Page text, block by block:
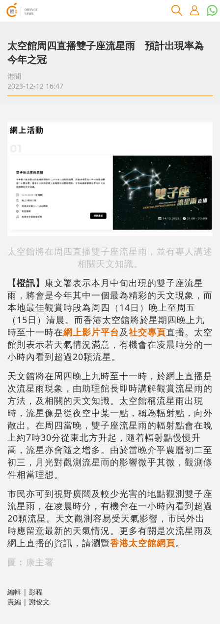
太空館周四直播雙子座流星雨 預計出現率為
今年之冠
港聞
2023-12-12 16:47
太空館將在周四直播雙子座流星雨，並有專人講述
相關天文知識。
【橙訊】 康文署表示本月中旬出現的雙子座流星
雨，將會是今年其中一個最為精彩的天文現象，而
本地最佳觀賞時段為周四（14日）晚上至周五
（15日）清晨。而香港太空館將於星期四晚上九
時至十一時在網上影片平台及社交專頁直播。太空
館則表示若天氣情況滿意，有機會在凌晨時分的一
小時內看到超過20顆流星。
天文館將在周四晚上九時至十一時，於網上直播是
次流星雨現象，由助理館長即時講解觀賞流星雨的
方法，及相關的天文知識。太空館稱流星雨出現
時，流星像是從夜空中某一點，稱為輻射點，向外
散出。在周四當晚，雙子座流星雨的輻射點會在晚
上約7時30分從東北方升起，隨着輻射點慢慢升
高，流星亦會隨之增多。由於當晚介乎農曆初二至
初三，月光對觀測流星雨的影響微乎其微，觀測條
件相當理想。
市民亦可到視野廣闊及較少光害的地點觀測雙子座
流星雨，在凌晨時分，有機會在一小時內看到超過
20顆流星。天文觀測容易受天氣影響，市民外出
時應留意最新的天氣情況。更多有關是次流星雨及
網上直播的資訊，請瀏覽香港太空館網頁。
圖︰康主署
編輯 | 彭程
責編 | 謝俊文